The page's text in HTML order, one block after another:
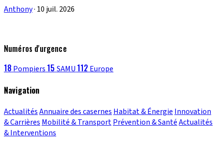
Anthony· 10 juil. 2026
Numéros d'urgence
18 Pompiers 15 SAMU 112 Europe
Navigation
ActualitésAnnuaire des casernes Habitat & Énergie Innovation
& Carrières Mobilité & TransportPrévention & SantéActualités
& Interventions